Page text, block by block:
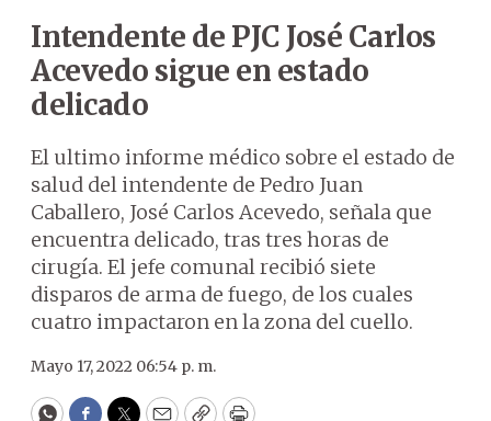
Intendente de PJC José Carlos
Acevedo sigue en estado
delicado
El ultimo informe médico sobre el estado de
salud del intendente de Pedro Juan
Caballero, José Carlos Acevedo, señala que
encuentra delicado, tras tres horas de
cirugía. El jefe comunal recibió siete
disparos de arma de fuego, de los cuales
cuatro impactaron en la zona del cuello.
Mayo 17, 2022 06:54 p. m.